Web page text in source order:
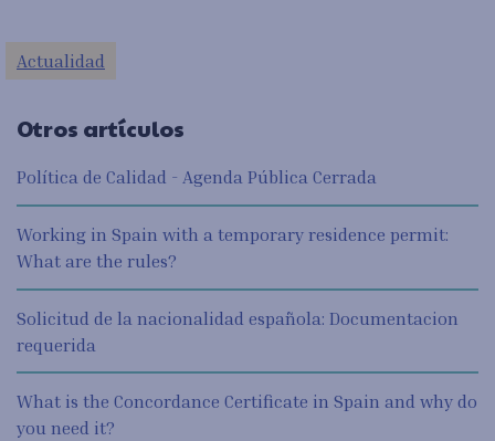
Actualidad
Otros artículos
Política de Calidad - Agenda Pública Cerrada
Working in Spain with a temporary residence permit:
What are the rules?
Solicitud de la nacionalidad española: Documentacion
requerida
What is the Concordance Certificate in Spain and why do
you need it?